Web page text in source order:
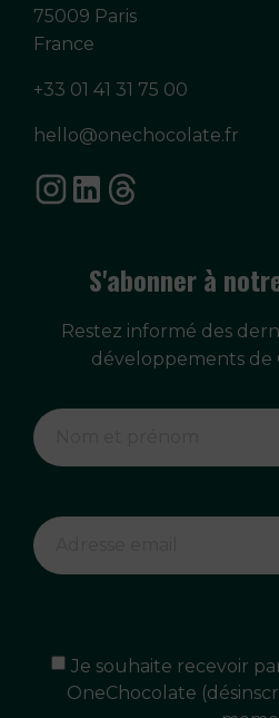
75009 Paris
France
+33 01 41 31 75 00
hello@onechocolate.fr
S'abonner à
Restez informé des
développements de
Je souhaite recevoir
OneChocolate